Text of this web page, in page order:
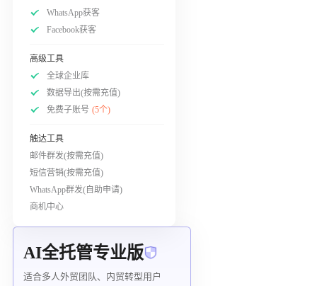
WhatsApp获客
Facebook获客
高级工具
全球企业库
数据导出(按需充值)
免费子账号 (5个)
触达工具
邮件群发(按需充值)
短信营销(按需充值)
WhatsApp群发(自助申请)
商机中心
AI全托管专业版
适合多人外贸团队、内贸转型用户